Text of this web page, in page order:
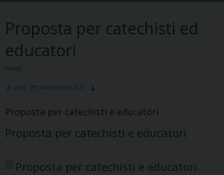
Proposta per catechisti ed
educatori
EVENTI
LINK 4 NOVEMBRE 2017
Proposta per catechisti e educatori
Proposta per catechisti e educatori
Proposta per catechisti e educatori